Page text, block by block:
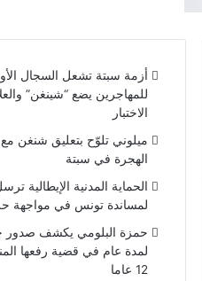
أزمة سبتة تشعل السجال
للمهاجرين يضع “شينغن”
الاختبار
ميلوني تلوّح بتعليق شنغن مع
الهجرة في سبتة
الحماية المدنية الإيطالية
لمساندة تونس في مواجهة
حمزة البلومي يكشف صدور
لمدة عام في قضية رفعها
12 عاما